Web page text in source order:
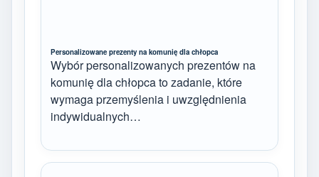
Personalizowane prezenty na komunię dla chłopca
Wybór personalizowanych prezentów na
komunię dla chłopca to zadanie, które
wymaga przemyślenia i uwzględnienia
indywidualnych…